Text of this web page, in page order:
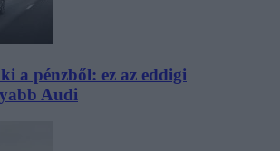
a pénzből: ez az eddigi
Audi